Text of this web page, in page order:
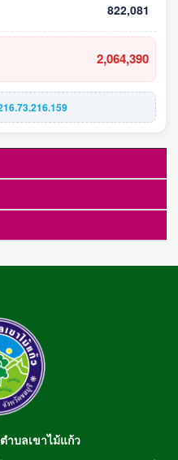
822,081
2,064,390
ำบลเขาไม้แก้ว